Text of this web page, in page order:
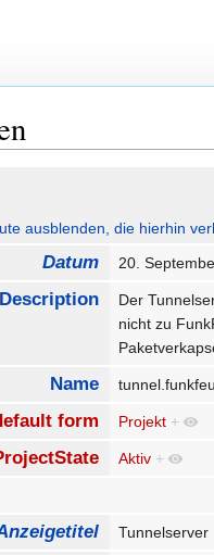
ausblenden, die hierhin
Datum 20.
Description
Der
nicht zu
Name
form Projekt +
Aktiv +
Tunnelserver